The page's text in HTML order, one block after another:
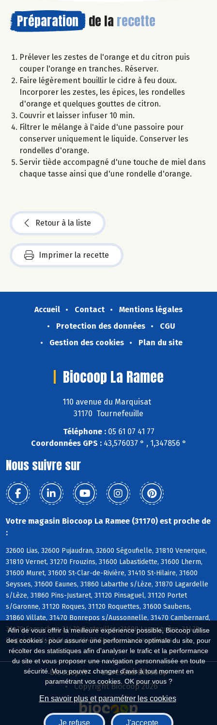
Afin de vous offrir la meilleure expérience possible, Biocoop utilise
des cookies : pour assurer une performance optimale du site, pour
récolter des statistiques afin d'analyser le trafic et la performance
du site et vous proposer une navigation personnalisée en toute
sécurité. Vous pouvez changer d'avis à tout moment en
paramétrant vos cookies. OK pour vous ?
En savoir plus et paramétrer les cookies
Je refuse J'accepte
Préparation de la recette
Prélever les zestes de l'orange et du citron puis
couper l'orange en tranches. Réserver.
Faire légèrement bouillir le cidre à feu doux.
Incorporer les zestes, les épices, les rondelles
d'orange et quelques gouttes de citron.
Couvrir et laisser infuser 10 min.
Filtrer le mélange à l'aide d'une passoire pour
conserver uniquement le liquide. Conserver les
rondelles d'orange.
Servir tiède accompagné d'une touche de miel dans
chaque tasse ainsi que d'une rondelle d'orange.
Retour à la liste
Imprimer la recette
Accueil Contact
Mentions légales
Protection des données
CGU
Gestion des cookies
Plan du site
Biocoop La Ramee
110 avenue du Marquisat
31170 Tournefeuille
Téléphone :05 61 07 41 77
Coordonnées GPS :43,576037 ° , 1,347856 °
Nous suivre sur
Votre magasin Biocoop La Ramee (31170) est proche de
:
32600 Lias, 32600 Pujaudran, 32600 Ségoufielle, 31810 Venerque,
31810 Vernet, 31270 Frouzins, 31600 Labastidette, 31600 Lherm,
31600 Muret, 31600 St-Clar-de-Rivière, 31410 St-Hilaire, 31600
Seysses, 31600 Eaunes, 31860 Labarthe s/Lèze, 31870 Lagardelle
s/Lèze, 31860 Pins-Justaret, 31120 Pinsaguel, 31120 Portet
s/Garonne, 31120 Roques, 31120 Roquettes, 31600 Saubens,
31860 Villate, 31470 Bonrepos s/Aussonnelle, 31470 Cambernard,
31470 Fonsorbes, 31470 Fontenilles, 31600 Lamasquère, 31470
Saiguède, 31470 St-Lys, 31470 Ste-Foy-de-Peyrolières
Biocoop.fr
Le réseau Biocoop
Copyright Biocoop 2026